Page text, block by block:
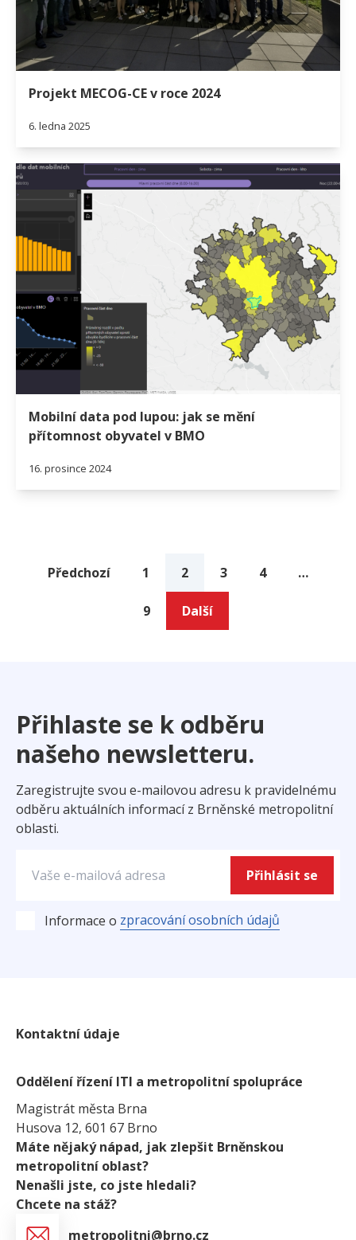
Projekt MECOG-CE v roce 2024
6. ledna 2025
Mobilní data pod lupou: jak se mění
přítomnost obyvatel v BMO
16. prosince 2024
Předchozí 1 2 3 4 …
9 Další
Přihlaste se k odběru
našeho newsletteru.
Zaregistrujte svou e-mailovou adresu k pravidelnému
odběru aktuálních informací z Brněnské metropolitní
oblasti.
Přihlásit se
Informace o zpracování osobních údajů
Kontaktní údaje
Oddělení řízení ITI a metropolitní spolupráce
Magistrát města Brna
Husova 12, 601 67 Brno
Máte nějaký nápad, jak zlepšit Brněnskou
metropolitní oblast?
Nenašli jste, co jste hledali?
Chcete na stáž?
metropolitni@brno.cz